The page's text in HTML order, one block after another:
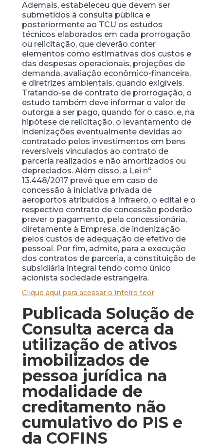
Ademais, estabeleceu que devem ser
submetidos à consulta pública e
posteriormente ao TCU os estudos
técnicos elaborados em cada prorrogação
ou relicitação, que deverão conter
elementos como estimativas dos custos e
das despesas operacionais, projeções de
demanda, avaliação econômico-financeira,
e diretrizes ambientais, quando exigíveis.
Tratando-se de contrato de prorrogação, o
estudo também deve informar o valor de
outorga a ser pago, quando for o caso, e, na
hipótese de relicitação, o levantamento de
indenizações eventualmente devidas ao
contratado pelos investimentos em bens
reversíveis vinculados ao contrato de
parceria realizados e não amortizados ou
depreciados. Além disso, a Lei nº
13.448/2017 prevê que em caso de
concessão à iniciativa privada de
aeroportos atribuídos à Infraero, o edital e o
respectivo contrato de concessão poderão
prever o pagamento, pela concessionária,
diretamente à Empresa, de indenização
pelos custos de adequação de efetivo de
pessoal. Por fim, admite, para a execução
dos contratos de parceria, a constituição de
subsidiária integral tendo como único
acionista sociedade estrangeira.
Clique aqui para acessar o inteiro teor
Publicada Solução de
Consulta acerca da
utilização de ativos
imobilizados de
pessoa jurídica na
modalidade de
creditamento não
cumulativo do PIS e
da COFINS